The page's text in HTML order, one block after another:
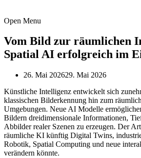
Open Menu
Vom Bild zur räumlichen
Spatial AI erfolgreich im
26. Mai 202629. Mai 2026
Künstliche Intelligenz entwickelt sich
klassischen Bilderkennung hin zum
Umgebungen. Neue AI Modelle
Bildern dreidimensionale Informationen,
Abbilder realer Szenen zu erzeugen. Der
räumliche KI künftig Digital Twins,
Robotik, Spatial Computing und neue
verändern könnte.